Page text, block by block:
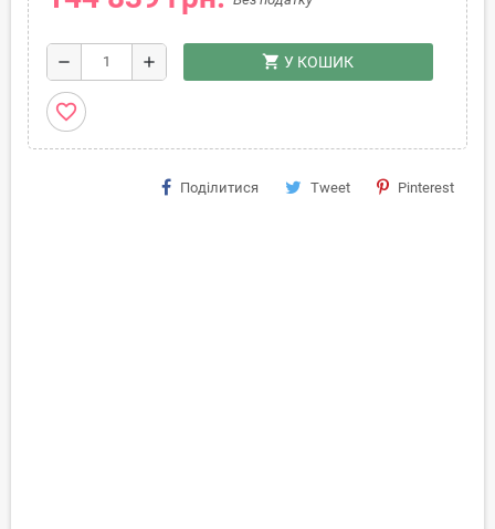
remove add shopping_cart У КОШИК
favorite_border
Поділитися Tweet Pinterest